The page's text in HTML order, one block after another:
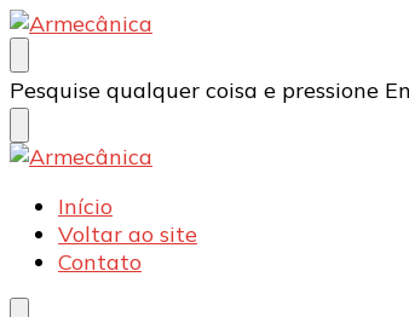
Armecânica
Blog
Procurando
algo?
Pesquise qualquer coisa e pressione
Armecânica
Blog
Início
Voltar ao site
Contato